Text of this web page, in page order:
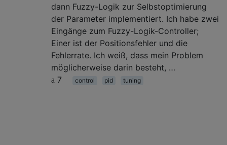
dann Fuzzy-Logik zur Selbstoptimierung
der Parameter implementiert. Ich habe zwei
Eingänge zum Fuzzy-Logik-Controller;
Einer ist der Positionsfehler und die
Fehlerrate. Ich weiß, dass mein Problem
möglicherweise darin besteht, …
7
control pid tuning